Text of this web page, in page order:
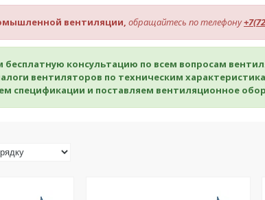
вентиляции, обращайтесь по телефону
бесплатную консультацию по всем вопросам
вентиляторов по техническим
спецификации и поставляем вентиляционное